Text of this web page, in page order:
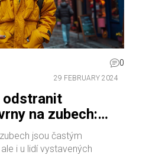
0
29 FEBRUARY 2024
odstranit
na zubech:
jsou častým
i u lidí vystavených